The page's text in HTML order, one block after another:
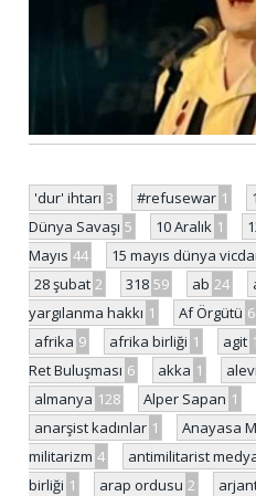
'dur' ihtarı 3 #refusewar 1
Dünya Savaşı 5 10 Aralık 1
Mayıs 44 15 mayıs dünya
28 şubat 2 318 59 ab 24
yargılanma hakkı 1 Af Örgütü
afrika 9 afrika birliği 1 agit 1
Ret Buluşması 6 akka 1 alevi
almanya 128 Alper Sapan 1
anarşist kadınlar 1 Anayasa
militarizm 4 antimilitarist
birliği 1 arap ordusu 2